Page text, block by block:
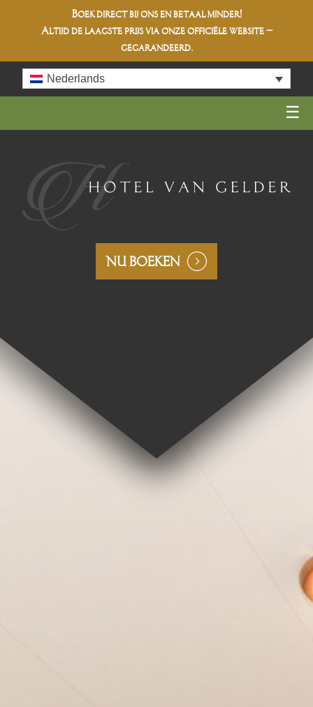
Boek direct bij ons en betaal minder!
Altijd delaagste prijsvia onze officiële website –
gegarandeerd.
NU BOEKEN
Nederlands